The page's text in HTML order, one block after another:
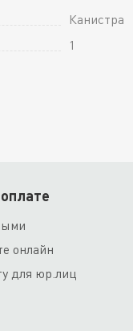
Канистра
1
онлайн
для юр.лиц